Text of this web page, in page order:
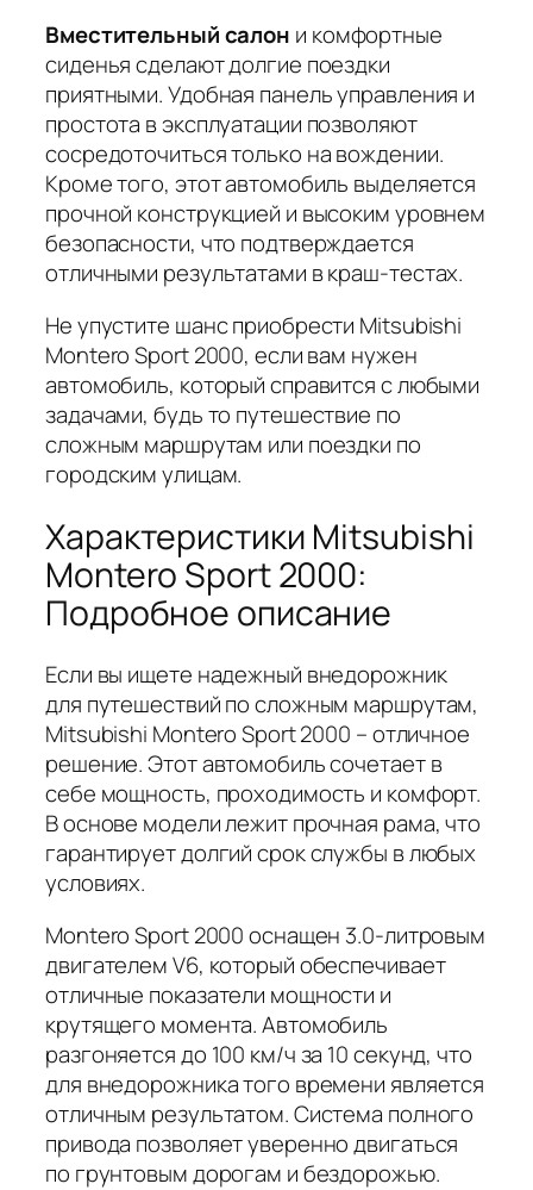
Вместительный салон и комфортные
сиденья сделают долгие поездки
приятными. Удобная панель управления и
простота в эксплуатации позволяют
сосредоточиться только на вождении.
Кроме того, этот автомобиль выделяется
прочной конструкцией и высоким уровнем
безопасности, что подтверждается
отличными результатами в краш-тестах.
Не упустите шанс приобрести Mitsubishi
Montero Sport 2000, если вам нужен
автомобиль, который справится с любыми
задачами, будь то путешествие по
сложным маршрутам или поездки по
городским улицам.
Характеристики Mitsubishi
Montero Sport 2000:
Подробное описание
Если вы ищете надежный внедорожник
для путешествий по сложным маршрутам,
Mitsubishi Montero Sport 2000 – отличное
решение. Этот автомобиль сочетает в
себе мощность, проходимость и комфорт.
В основе модели лежит прочная рама, что
гарантирует долгий срок службы в любых
условиях.
Montero Sport 2000 оснащен 3.0-литровым
двигателем V6, который обеспечивает
отличные показатели мощности и
крутящего момента. Автомобиль
разгоняется до 100 км/ч за 10 секунд, что
для внедорожника того времени является
отличным результатом. Система полного
привода позволяет уверенно двигаться
по грунтовым дорогам и бездорожью.